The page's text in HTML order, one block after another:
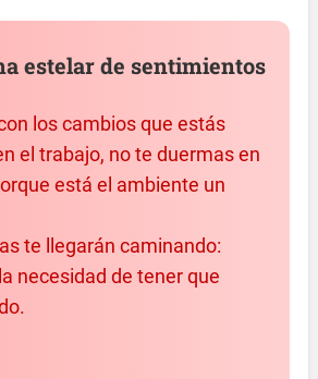
estelar de sentimientos
los cambios que estás
el trabajo, no te duermas en
está el ambiente un
te llegarán caminando:
necesidad de tener que